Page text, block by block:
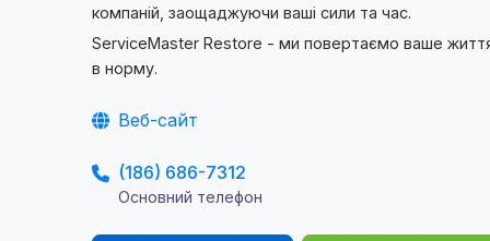
компаній, заощаджуючи ваші сили та час.
ServiceMaster Restore - ми повертаємо ваше
в норму.
Веб-сайт
(186) 686-7312
Основний телефон